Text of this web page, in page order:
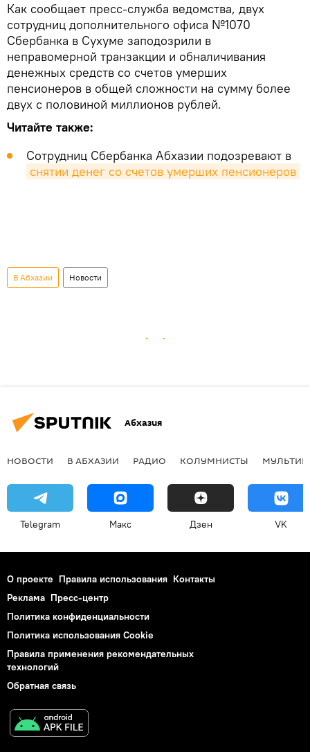
Как сообщает пресс-служба ведомства, двух
сотрудниц дополнительного офиса №1070
Сбербанка в Сухуме заподозрили в
неправомерной транзакции и обналичивания
денежных средств со счетов умерших
пенсионеров в общей сложности на сумму более
двух с половиной миллионов рублей.
Читайте также:
Сотрудниц Сбербанка Абхазии подозревают в
снятии денег со счетов умерших пенсионеров
В Абхазии Новости
Абхазия
НОВОСТИ В АБХАЗИИ РАДИО КОЛУМНИСТЫ
Telegram Макс Дзен VK
О проекте Правила использования Контакты
Реклама Пресс-центр
Политика конфиденциальности
Политика использования Cookie
Правила применения рекомендательных
технологий
Обратная связь